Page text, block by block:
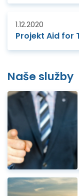
1.12.2020
Naše služby